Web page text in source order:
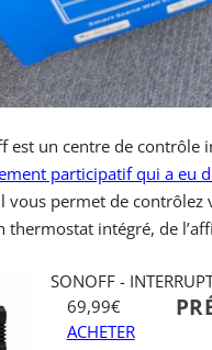
est un centre de
participatif qui a eu
permet de contrôlez
intégré, de
SONOFF -
69,99€
ACHETER